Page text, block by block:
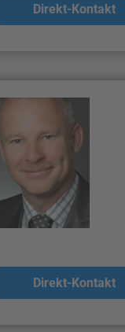
Direkt-Kontakt
Direkt-Kontakt